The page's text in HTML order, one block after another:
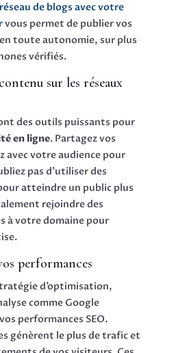
de blogs avec votre
vous permet de publier vos
toute autonomie, sur plus
vérifiés.
sur les réseaux
des outils puissants pour
en ligne. Partagez vos
avec votre audience pour
pas d’utiliser des
atteindre un public plus
rejoindre des
à votre domaine pour
performances
d’optimisation,
comme Google
performances SEO.
génèrent le plus de trafic et